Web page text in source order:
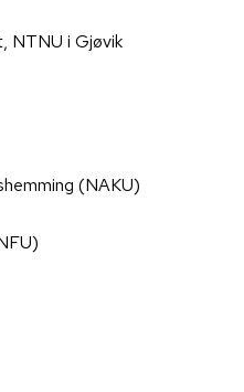
NTNU i Gjøvik
(NAKU)